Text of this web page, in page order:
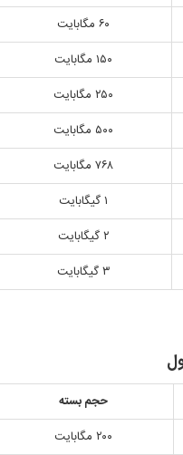
۶۰ مگابایت
۱۵۰ مگابایت
۲۵۰ مگابایت
۵۰۰ مگابایت
۷۶۸ مگابایت
۱ گیگابایت
۲ گیگابایت
۳ گیگابایت
حجم بسته
۲۰۰ مگابایت